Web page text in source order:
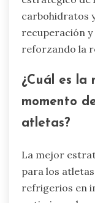
¿Cómo
resiliencia
El momento y
influyen
mental al